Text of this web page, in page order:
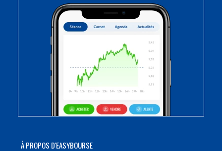
À PROPOS D'EASYBOURSE